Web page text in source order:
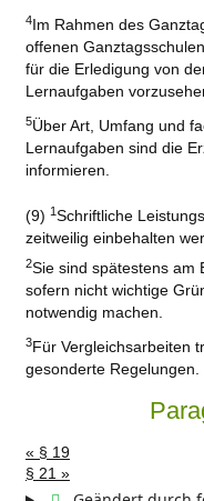
4Im Rahmen des
offenen
für die Erledigung von
Lernaufgaben
5Über Art, Umfang und
Lernaufgaben sind die
informieren.
(9) 1Schriftliche
zeitweilig einbehalten
2Sie sind spätestens am
sofern nicht wichtige
notwendig machen.
3Für Vergleichsarbeiten
gesonderte Regelungen.
« § 19
§ 21 »